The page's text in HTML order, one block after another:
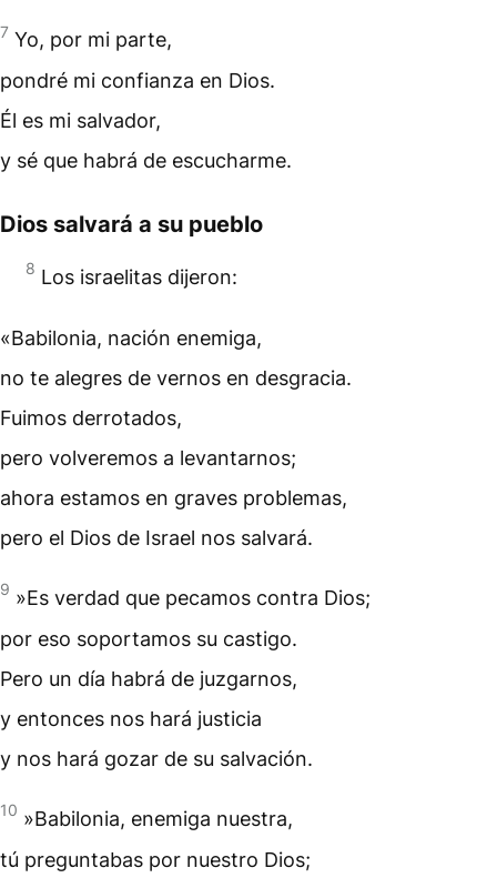
7 Yo, por mi parte,
pondré mi confianza en Dios.
Él es mi salvador,
y sé que habrá de escucharme.
Dios salvará a su pueblo
8 Los israelitas dijeron:
«Babilonia, nación enemiga,
no te alegres de vernos en desgracia.
Fuimos derrotados,
pero volveremos a levantarnos;
ahora estamos en graves problemas,
pero el Dios de Israel nos salvará.
9 »Es verdad que pecamos contra Dios;
por eso soportamos su castigo.
Pero un día habrá de juzgarnos,
y entonces nos hará justicia
y nos hará gozar de su salvación.
10 »Babilonia, enemiga nuestra,
tú preguntabas por nuestro Dios;